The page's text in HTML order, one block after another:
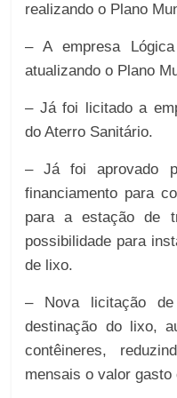
realizando o Plano
– A empresa
atualizando o Plano
– Já foi licitado a
do Aterro Sanitário.
– Já foi aprovado
financiamento para
para a estação de
possibilidade para
de lixo.
– Nova licitação de
destinação do lixo,
contêineres,
mensais o valor